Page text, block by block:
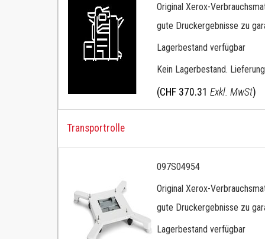
Original Xerox-
gute Druckergebnisse zu
Lagerbestand verfügbar
Kein Lagerbestand.
(CHF 370.31 Exkl. MwSt)
Transportrolle
097S04954
Original Xerox-
gute Druckergebnisse zu
Lagerbestand verfügbar